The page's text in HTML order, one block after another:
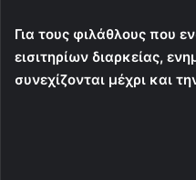
Για τους φιλάθλους που
εισιτηρίων διαρκείας,
συνεχίζονται μέχρι και